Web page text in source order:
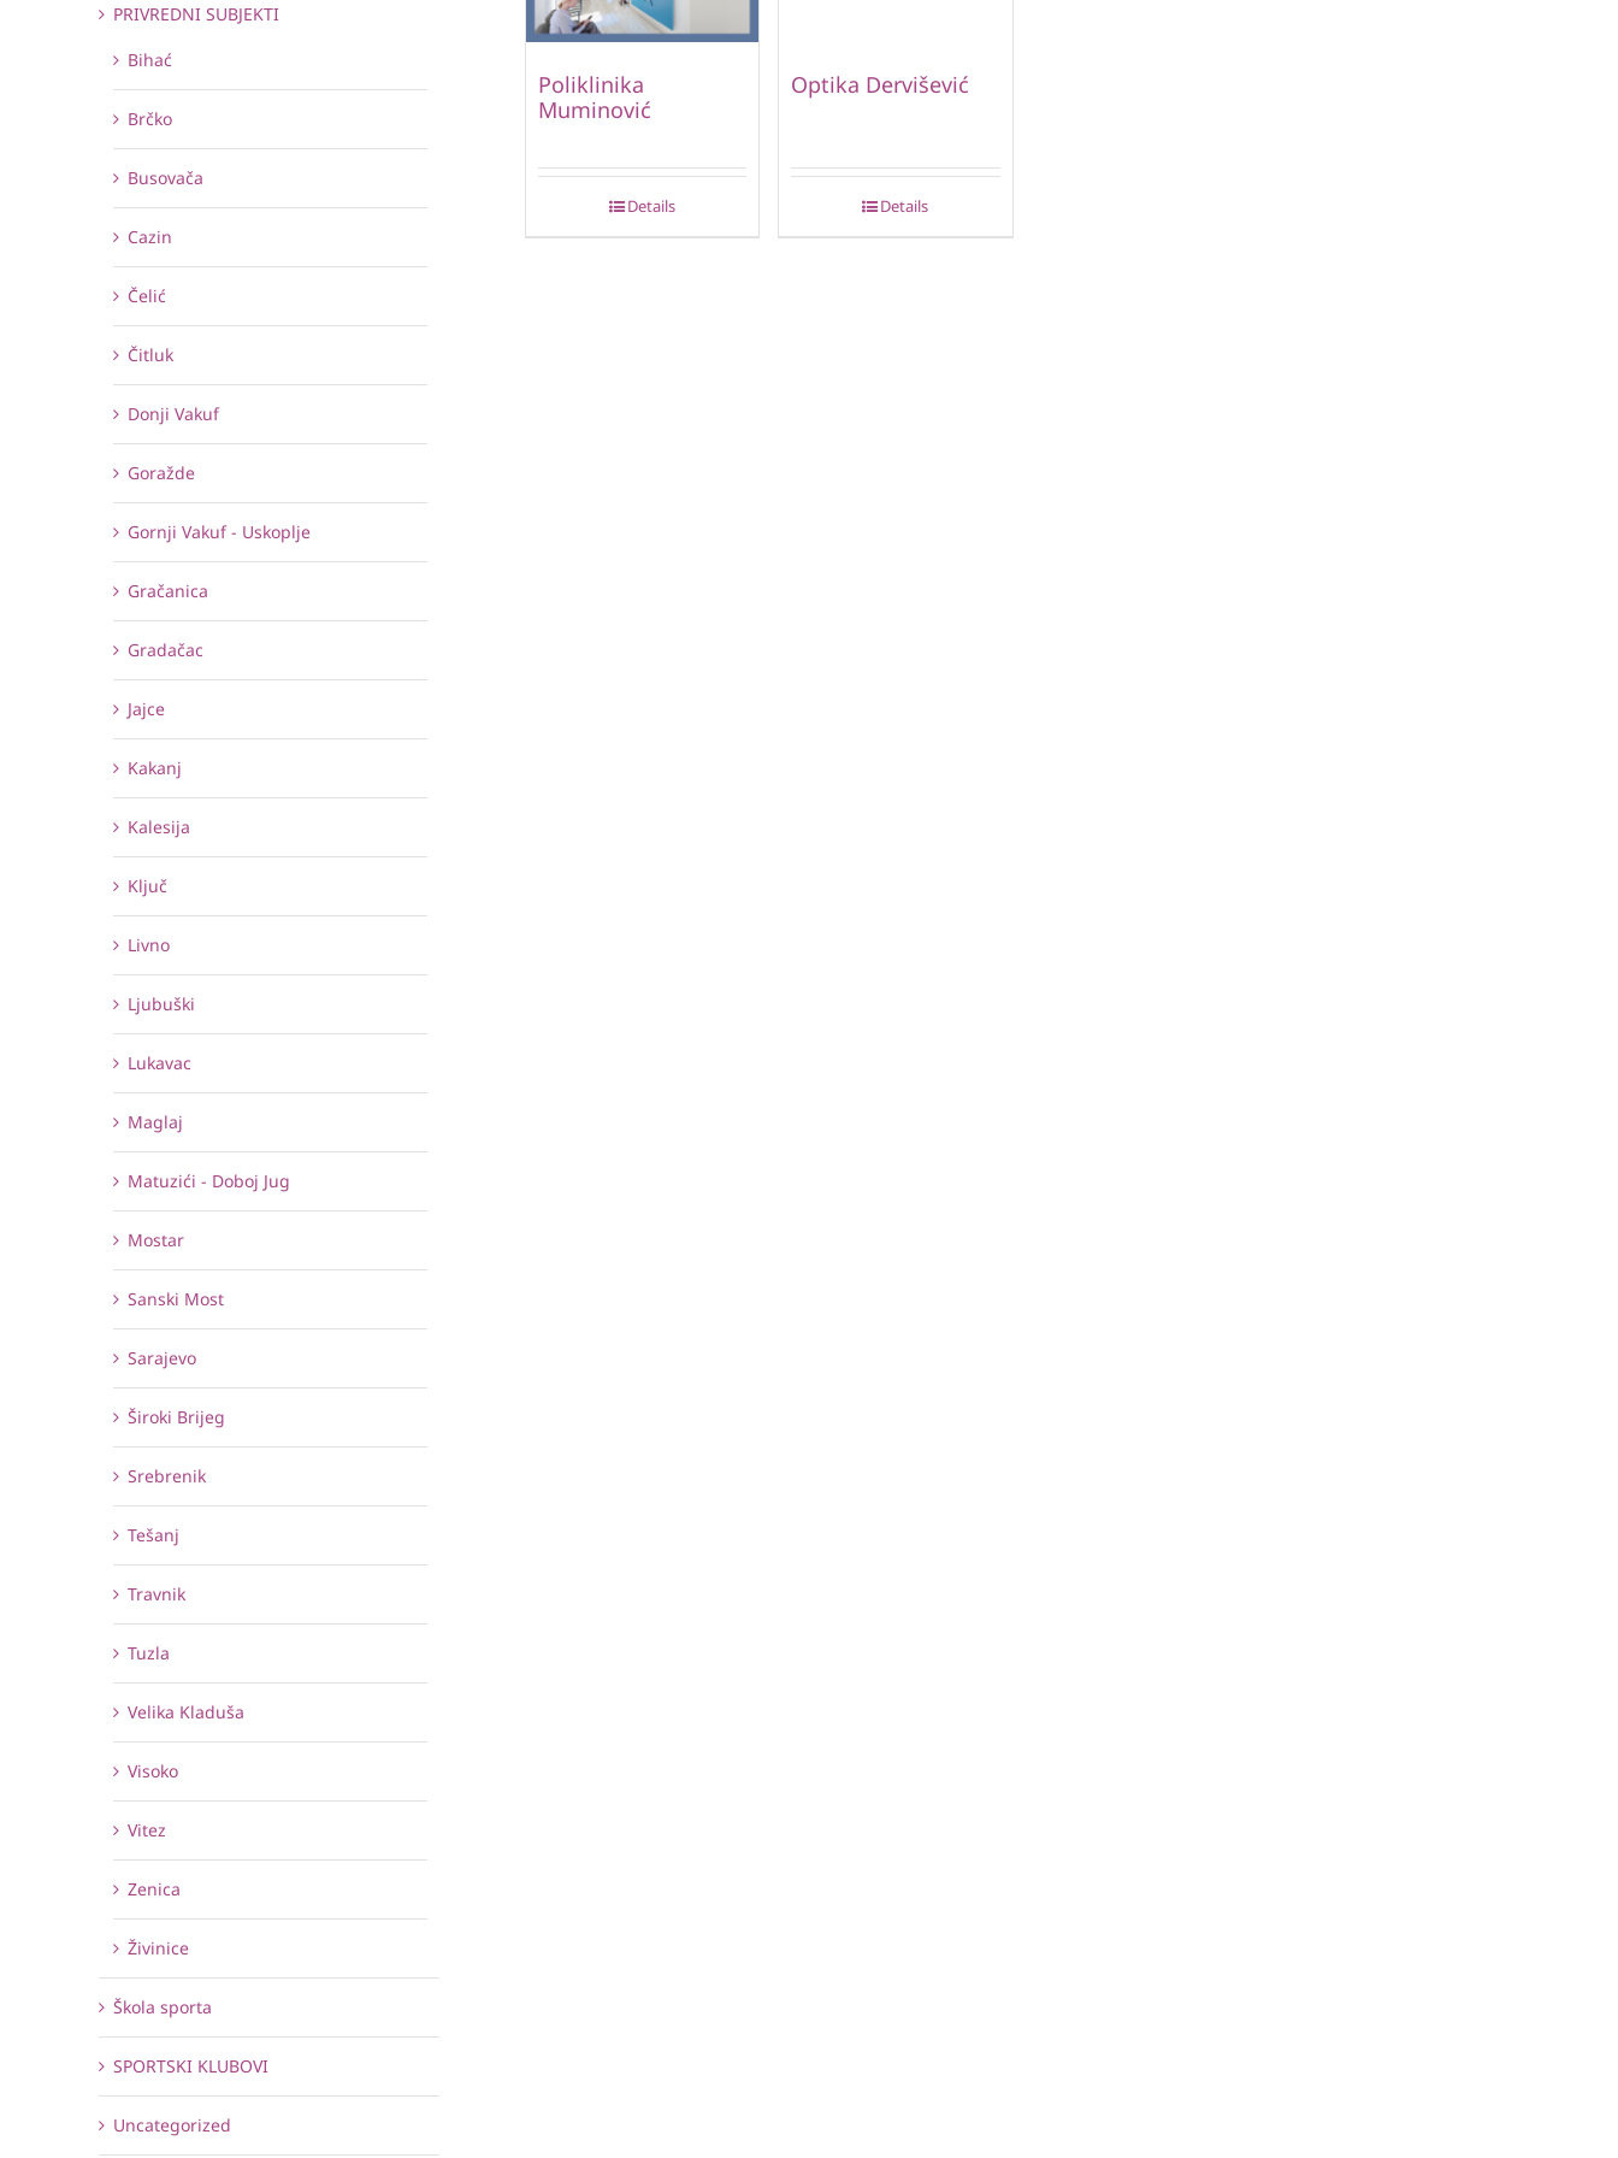
Poliklinika
Muminović
Details
Optika Dervišević
Details
PRIVREDNI SUBJEKTI
Bihać
Brčko
Busovača
Cazin
Čelić
Čitluk
Donji Vakuf
Goražde
Gornji Vakuf - Uskoplje
Gračanica
Gradačac
Jajce
Kakanj
Kalesija
Ključ
Livno
Ljubuški
Lukavac
Maglaj
Matuzići - Doboj Jug
Mostar
Sanski Most
Sarajevo
Široki Brijeg
Srebrenik
Tešanj
Travnik
Tuzla
Velika Kladuša
Visoko
Vitez
Zenica
Živinice
Škola sporta
SPORTSKI KLUBOVI
Uncategorized